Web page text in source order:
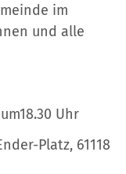
im
und alle
Uhr
Platz, 61118